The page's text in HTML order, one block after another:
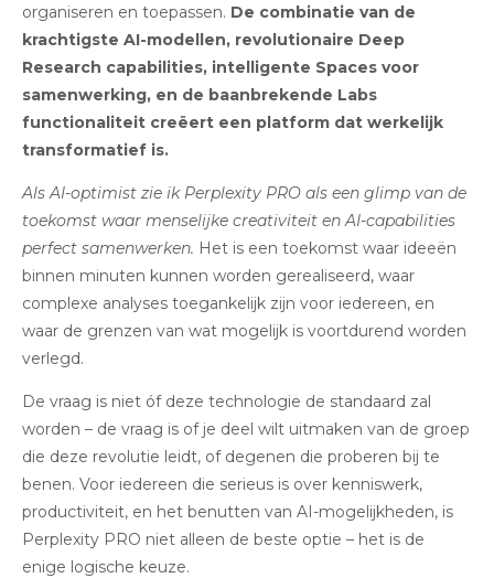
organiseren en toepassen. De combinatie van de
krachtigste AI-modellen, revolutionaire Deep
Research capabilities, intelligente Spaces voor
samenwerking, en de baanbrekende Labs
functionaliteit creëert een platform dat werkelijk
transformatief is.
Als AI-optimist zie ik Perplexity PRO als een glimp van de
toekomst waar menselijke creativiteit en AI-capabilities
perfect samenwerken. Het is een toekomst waar ideeën
binnen minuten kunnen worden gerealiseerd, waar
complexe analyses toegankelijk zijn voor iedereen, en
waar de grenzen van wat mogelijk is voortdurend worden
verlegd.
De vraag is niet óf deze technologie de standaard zal
worden – de vraag is of je deel wilt uitmaken van de groep
die deze revolutie leidt, of degenen die proberen bij te
benen. Voor iedereen die serieus is over kenniswerk,
productiviteit, en het benutten van AI-mogelijkheden, is
Perplexity PRO niet alleen de beste optie – het is de
enige logische keuze.